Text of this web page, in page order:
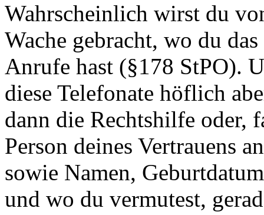
Wahrscheinlich wirst du
Wache gebracht, wo du
Anrufe hast (§178 StPO).
diese Telefonate höflich
dann die Rechtshilfe oder,
Person deines Vertrauens
sowie Namen,
und wo du vermutest,